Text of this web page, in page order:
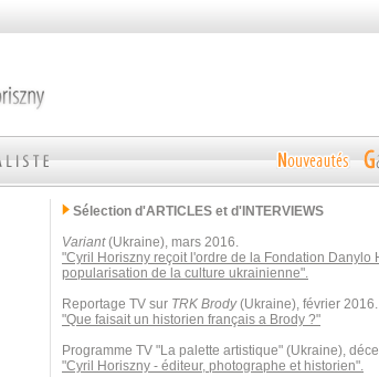
Sélection d'ARTICLES et d'INTERVIEWS
Variant(Ukraine), mars 2016.
"Cyril Horiszny reçoit l'ordre de la Fondation Danylo
popularisation de la culture ukrainienne".
Reportage TV sur TRK Brody(Ukraine), février 2016.
"Que faisait un historien français a Brody ?"
Programme TV "La palette artistique" (Ukraine),
"Cyril Horiszny - éditeur, photographe et historien".